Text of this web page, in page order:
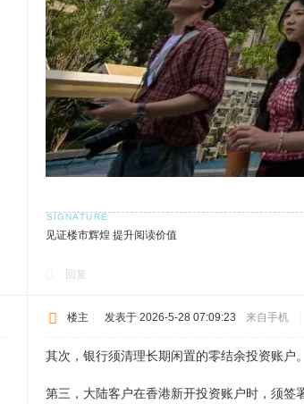
见证楼市辉煌 提升阅读价值
回复
楼主 发表于 2026-5-28 07:09:23 来自手机
其次，银行须清理长期闲置的零结余投资账户
第三，大陆客户在香港新开投资账户时，须签